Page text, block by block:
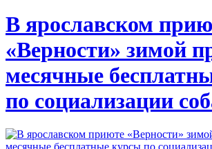
В ярославском
«Верности» зимой
месячные
по социализации